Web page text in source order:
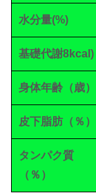
水分量(%)
基礎代謝8kcal)
身体年齢（歳）
皮下脂肪（％）
タンパク質
（％）